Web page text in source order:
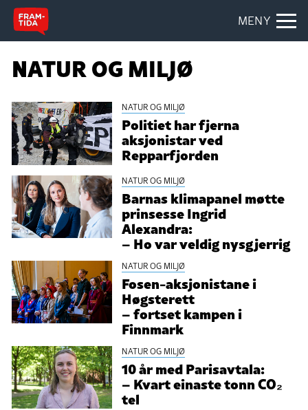
MENY
NATUR OG MILJØ
NATUR OG MILJØ
Politiet har fjerna
aksjonistar ved
Repparfjorden
NATUR OG MILJØ
Barnas klimapanel møtte
prinsesse Ingrid
Alexandra:
– Ho var veldig nysgjerrig
NATUR OG MILJØ
Fosen-aksjonistane i
Høgsterett
– fortset kampen i
Finnmark
NATUR OG MILJØ
10 år med Parisavtala:
– Kvart einaste tonn CO₂
tel